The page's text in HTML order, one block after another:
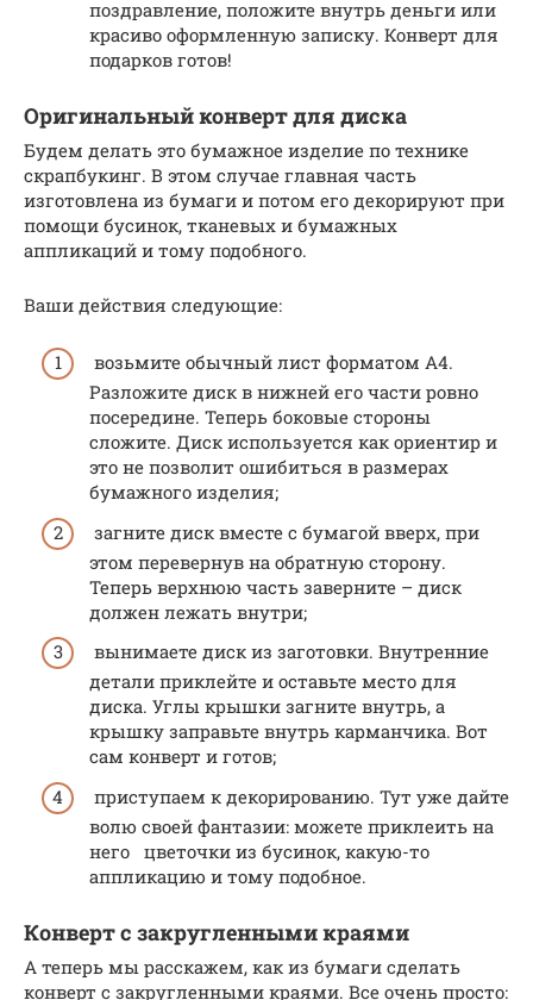
поздравление, положите внутрь деньги или
красиво оформленную записку. Конверт для
подарков готов!
Оригинальный конверт для диска
Будем делать это бумажное изделие по технике
скрапбукинг. В этом случае главная часть
изготовлена из бумаги и потом его декорируют при
помощи бусинок, тканевых и бумажных
аппликаций и тому подобного.
Ваши действия следующие:
возьмите обычный лист форматом А4.
Разложите диск в нижней его части ровно
посередине. Теперь боковые стороны
сложите. Диск используется как ориентир и
это не позволит ошибиться в размерах
бумажного изделия;
загните диск вместе с бумагой вверх, при
этом перевернув на обратную сторону.
Теперь верхнюю часть заверните – диск
должен лежать внутри;
вынимаете диск из заготовки. Внутренние
детали приклейте и оставьте место для
диска. Углы крышки загните внутрь, а
крышку заправьте внутрь карманчика. Вот
сам конверт и готов;
приступаем к декорированию. Тут уже дайте
волю своей фантазии: можете приклеить на
него цветочки из бусинок, какую-то
аппликацию и тому подобное.
Конверт с закругленными краями
А теперь мы расскажем, как из бумаги сделать
конверт с закругленными краями. Все очень просто: